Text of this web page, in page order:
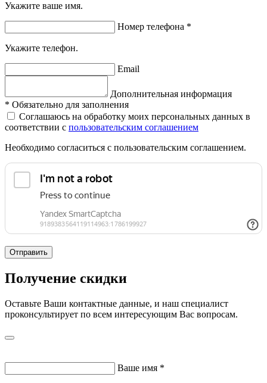
Укажите ваше имя.
Номер телефона *
Укажите телефон.
Email
Дополнительная информация
* Обязательно для заполнения
Соглашаюсь на обработку моих персональных данных в
соответствии с пользовательским соглашением
Необходимо согласиться с пользовательским соглашением.
Отправить
Получение скидки
Оставьте Ваши контактные данные, и наш специалист
проконсультирует по всем интересующим Вас вопросам.
Ваше имя *